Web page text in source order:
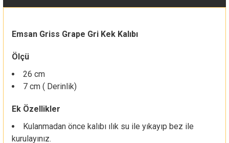
Emsan Griss Grape Gri Kek Kalıbı
Ölçü
26 cm
7 cm ( Derinlik)
Ek Özellikler
Kulanmadan önce kalıbı ılık su ile yıkayıp bez ile
kurulayınız.